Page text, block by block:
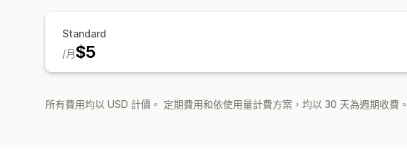
Standard
$5
/月
所有費用均以 USD 計價。 定期費用和依使用量計費方案，均以 30 天為週期收費。